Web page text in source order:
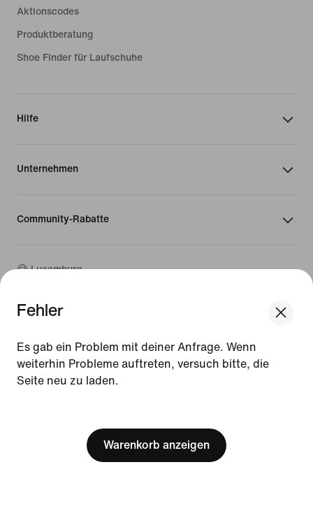
Update your location?
Luxemburg
Fehler
Es gab ein Problem mit deiner Anfrage. Wenn
weiterhin Probleme auftreten, versuch bitte, die
Seite neu zu laden.
Warenkorb anzeigen
Aktionscodes
Produktberatung
Shoe Finder für Laufschuhe
Hilfe
Unternehmen
Community-Rabatte
Luxemburg
© 2026Nike, Inc. Alle Rechte vorbehalten
Nutzungsbedingungen
Verkaufsbedingungen
Impressum